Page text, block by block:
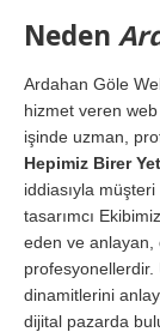
Neden
Ardahan Göle
hizmet veren
işinde uzman,
Hepimiz Birer
iddiasıyla
tasarımcı
eden ve anlayan,
profesyonellerdir.
dinamitlerini
dijital pazarda